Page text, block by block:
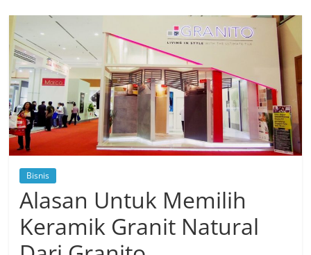
Bisnis
Alasan Untuk Memilih
Keramik Granit Natural